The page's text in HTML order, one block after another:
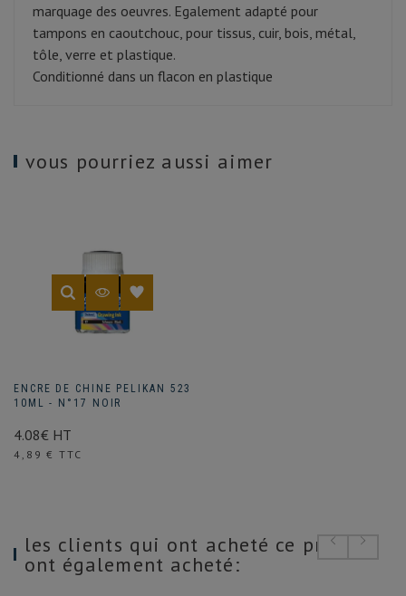
marquage des oeuvres. Egalement adapté pour
tampons en caoutchouc, pour tissus, cuir, bois, métal,
tôle, verre et plastique.
Conditionné dans un flacon en plastique
vous pourriez aussi aimer
ENCRE DE CHINE PELIKAN 523
10ML - N°17 NOIR
4.08€ HT
Prix
4,89 € TTC
les clients qui ont acheté ce produit
ont également acheté: